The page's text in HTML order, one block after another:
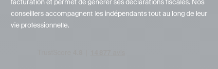
facturation et permet de générer ses déclarations fiscales. Nos
conseillers accompagnent les indépendants tout au long de leur
vie professionnelle.